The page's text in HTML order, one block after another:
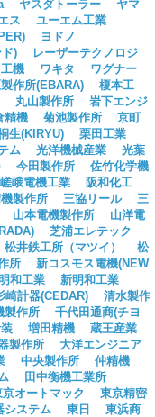
ヤスダトーラー
ヤマ
ス
ユーエム工業
ヨドノ
)
レーザーテクノロジ
機 ワキタ
ワグナー
作所(EBARA)
榎本工
丸山製作所
岩下エンジ
精機 菊池製作所
京町
生(KIRYU)
栗田工業
ム 光洋機械産業
光葉
今田製作所
佐竹化学機
嵯峨電機工業
阪和化工
製作所 三協リール
三
山本電機製作所
山洋電
芝浦エレテック
松井鉄工所（マツイ）
松
所
新コスモス電機(NEW
和工業
新明和工業
崎計器(CEDAR)
清水製作
製作所
千代田通商(チヨ
増田精機
蔵王産業
製作所
大洋エンジニア
中央製作所
仲精機
田中衡機工業所
京オートマック
東京精密
システム 東日
東浜商